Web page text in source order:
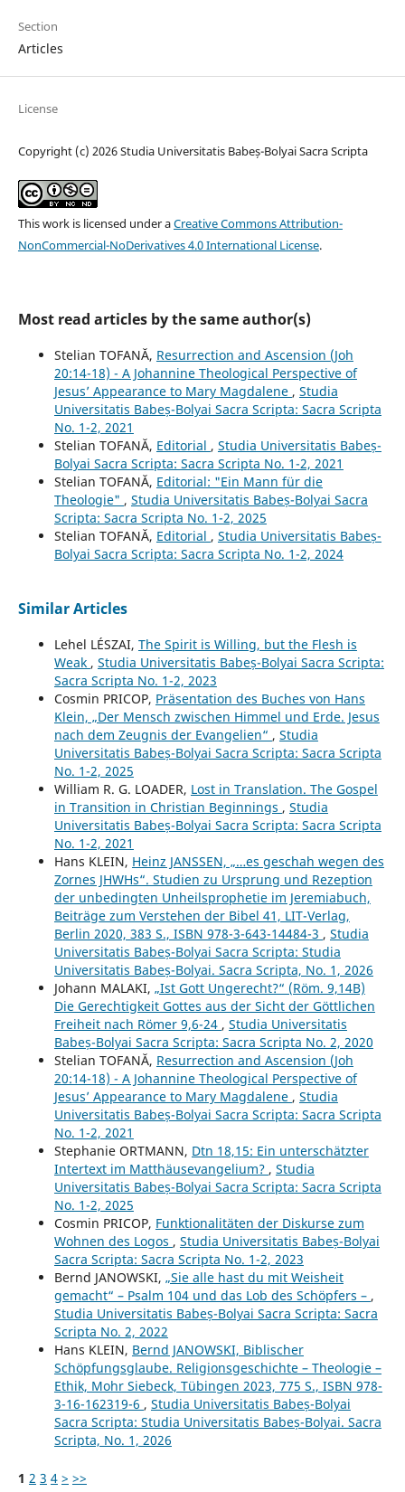
Section
Articles
License
Copyright (c) 2026 Studia Universitatis Babeș-Bolyai Sacra Scripta
This work is licensed under aCreative Commons Attribution-
NonCommercial-NoDerivatives 4.0 International License.
Most read articles by the same author(s)
Stelian TOFANĂ, Resurrection and Ascension (Joh
20:14-18) - A Johannine Theological Perspective of
Jesus’ Appearance to Mary Magdalene , Studia
Universitatis Babeș-Bolyai Sacra Scripta: Sacra Scripta
No. 1-2, 2021
Stelian TOFANĂ, Editorial , Studia Universitatis Babeș-
Bolyai Sacra Scripta: Sacra Scripta No. 1-2, 2021
Stelian TOFANĂ, Editorial: "Ein Mann für die
Theologie" , Studia Universitatis Babeș-Bolyai Sacra
Scripta: Sacra Scripta No. 1-2, 2025
Stelian TOFANĂ, Editorial , Studia Universitatis Babeș-
Bolyai Sacra Scripta: Sacra Scripta No. 1-2, 2024
Similar Articles
Lehel LÉSZAI, The Spirit is Willing, but the Flesh is
Weak , Studia Universitatis Babeș-Bolyai Sacra Scripta:
Sacra Scripta No. 1-2, 2023
Cosmin PRICOP, Präsentation des Buches von Hans
Klein, „Der Mensch zwischen Himmel und Erde. Jesus
nach dem Zeugnis der Evangelien“ , Studia
Universitatis Babeș-Bolyai Sacra Scripta: Sacra Scripta
No. 1-2, 2025
William R. G. LOADER, Lost in Translation. The Gospel
in Transition in Christian Beginnings , Studia
Universitatis Babeș-Bolyai Sacra Scripta: Sacra Scripta
No. 1-2, 2021
Hans KLEIN, Heinz JANSSEN, „…es geschah wegen des
Zornes JHWHs“. Studien zu Ursprung und Rezeption
der unbedingten Unheilsprophetie im Jeremiabuch,
Beiträge zum Verstehen der Bibel 41, LIT-Verlag,
Berlin 2020, 383 S., ISBN 978-3-643-14484-3 , Studia
Universitatis Babeș-Bolyai Sacra Scripta: Studia
Universitatis Babeș-Bolyai. Sacra Scripta, No. 1, 2026
Johann MALAKI, „Ist Gott Ungerecht?“ (Röm. 9,14B)
Die Gerechtigkeit Gottes aus der Sicht der Göttlichen
Freiheit nach Römer 9,6-24 , Studia Universitatis
Babeș-Bolyai Sacra Scripta: Sacra Scripta No. 2, 2020
Stelian TOFANĂ, Resurrection and Ascension (Joh
20:14-18) - A Johannine Theological Perspective of
Jesus’ Appearance to Mary Magdalene , Studia
Universitatis Babeș-Bolyai Sacra Scripta: Sacra Scripta
No. 1-2, 2021
Stephanie ORTMANN, Dtn 18,15: Ein unterschätzter
Intertext im Matthäusevangelium? , Studia
Universitatis Babeș-Bolyai Sacra Scripta: Sacra Scripta
No. 1-2, 2025
Cosmin PRICOP, Funktionalitäten der Diskurse zum
Wohnen des Logos , Studia Universitatis Babeș-Bolyai
Sacra Scripta: Sacra Scripta No. 1-2, 2023
Bernd JANOWSKI, „Sie alle hast du mit Weisheit
gemacht“ – Psalm 104 und das Lob des Schöpfers – ,
Studia Universitatis Babeș-Bolyai Sacra Scripta: Sacra
Scripta No. 2, 2022
Hans KLEIN, Bernd JANOWSKI, Biblischer
Schöpfungsglaube. Religionsgeschichte – Theologie –
Ethik, Mohr Siebeck, Tübingen 2023, 775 S., ISBN 978-
3-16-162319-6 , Studia Universitatis Babeș-Bolyai
Sacra Scripta: Studia Universitatis Babeș-Bolyai. Sacra
Scripta, No. 1, 2026
1 2 3 4 > >>